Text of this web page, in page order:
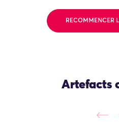
RECOMMENCER
Artefacts